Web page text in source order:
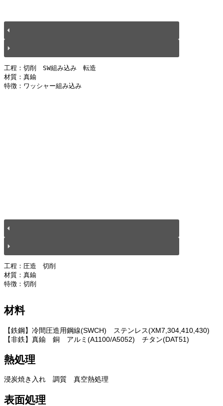
工程：切削　SW組み込み　転造
材質：真鍮
特徴：ワッシャー組み込み
工程：圧造　切削
材質：真鍮
特徴：切削
材料
【鉄鋼】冷間圧造用鋼線(SWCH) ステンレス(XM7,304,410,430)
【非鉄】真鍮 銅 アルミ(A1100/A5052) チタン(DAT51)
熱処理
浸炭焼き入れ 調質 真空熱処理
表面処理